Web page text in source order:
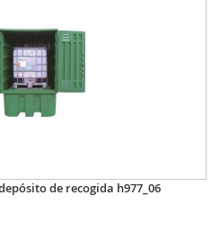
de recogida h977_06